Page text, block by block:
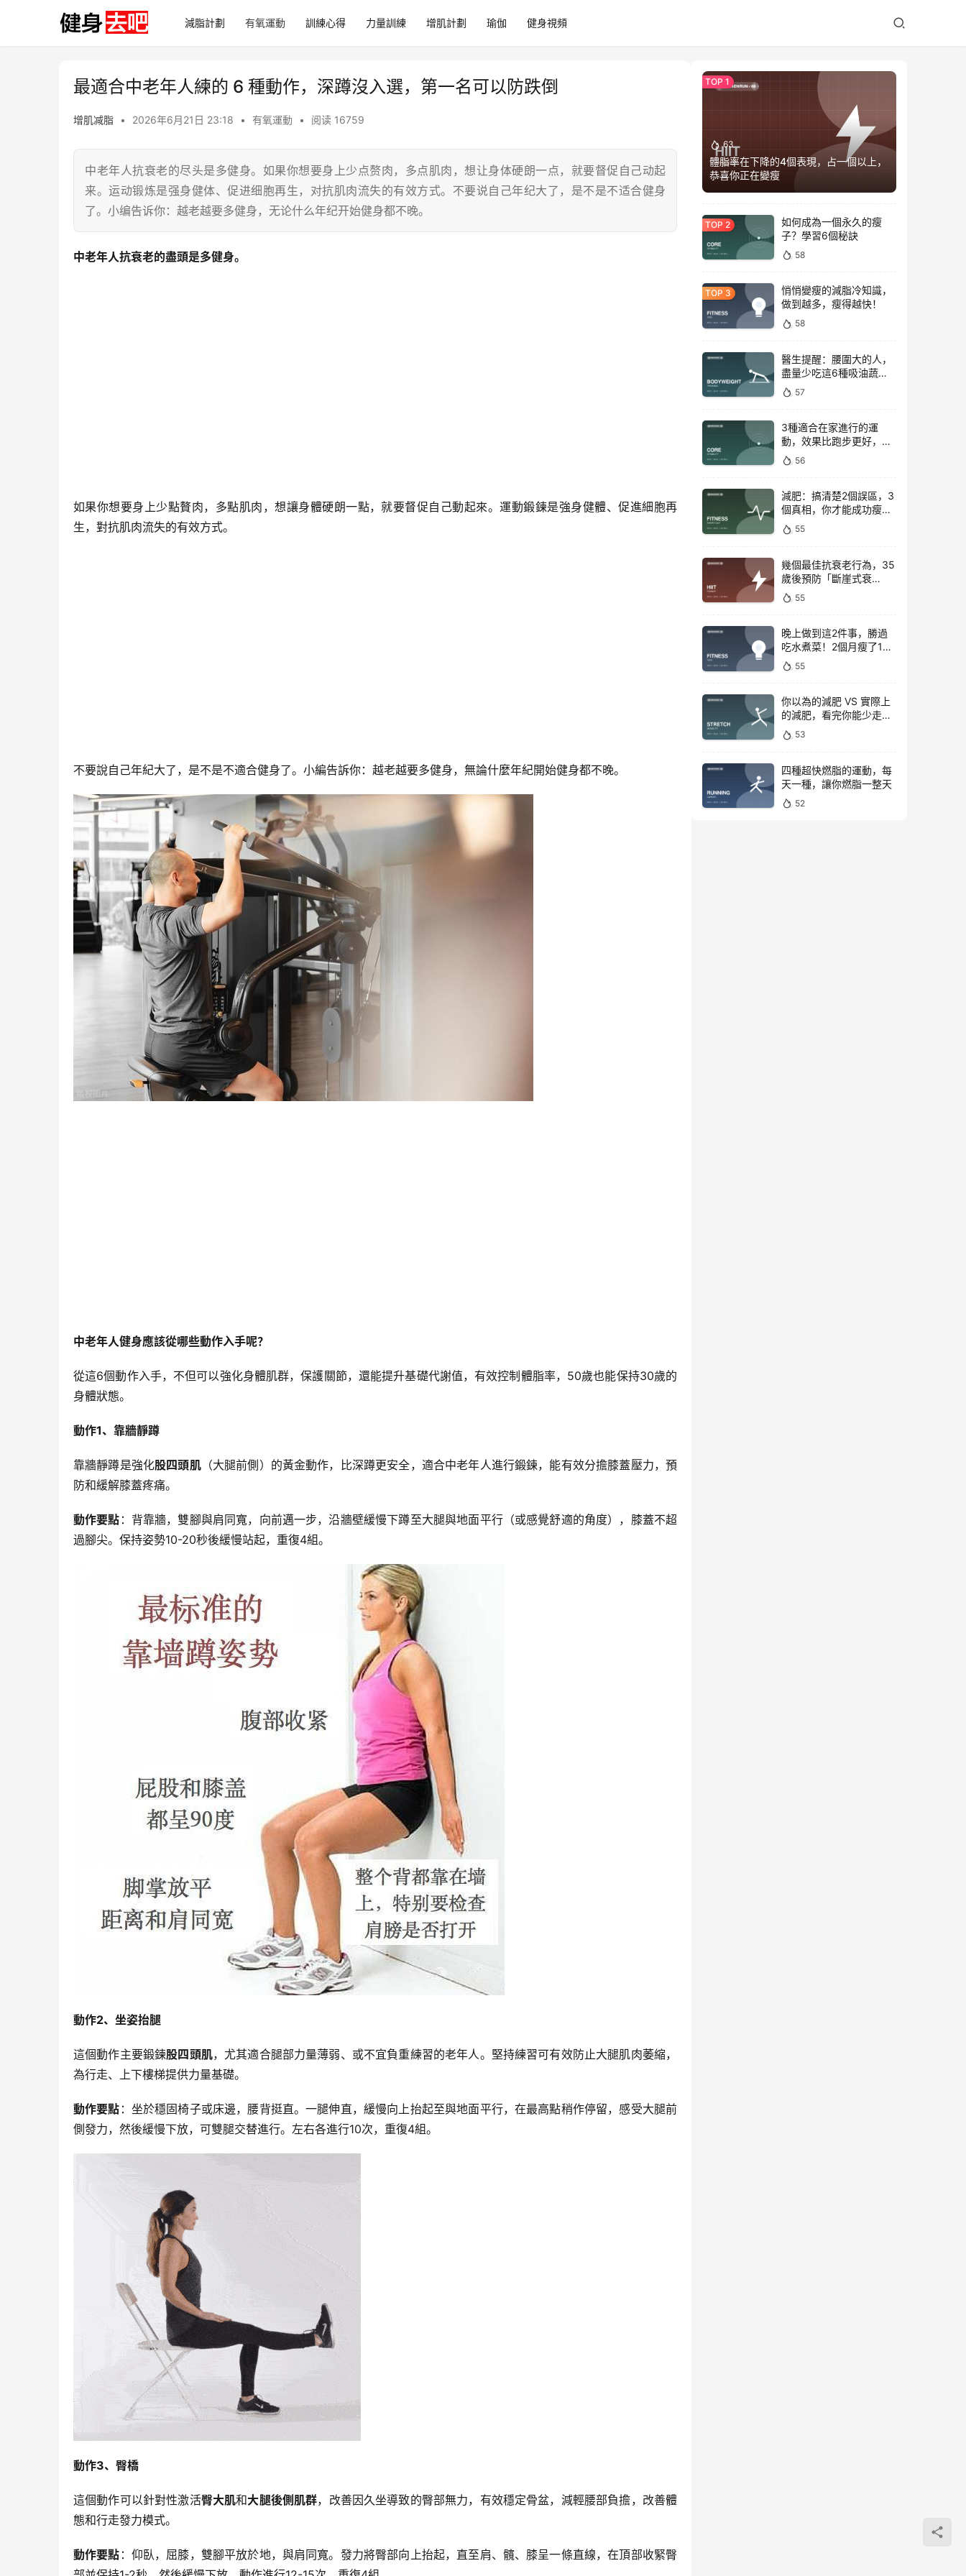
減脂計劃 有氧運動 訓練心得 力量訓練 增肌計劃 瑜伽 健身視頻
最適合中老年人練的 6 種動作，深蹲沒入選，第一名可以防跌倒
增肌减脂 • 2026年6月21日 23:18 • 有氧運動 • 阅读 16759
中老年人抗衰老的尽头是多健身。如果你想要身上少点赘肉，多点肌肉，想让身体硬朗一点，就要督促自己动起
来。运动锻炼是强身健体、促进细胞再生，对抗肌肉流失的有效方式。不要说自己年纪大了，是不是不适合健身
了。小编告诉你：越老越要多健身，无论什么年纪开始健身都不晚。
中老年人抗衰老的盡頭是多健身。
如果你想要身上少點贅肉，多點肌肉，想讓身體硬朗一點，就要督促自己動起來。運動鍛鍊是強身健體、促進細胞再
生，對抗肌肉流失的有效方式。
不要說自己年紀大了，是不是不適合健身了。小編告訴你：越老越要多健身，無論什麼年紀開始健身都不晚。
中老年人健身應該從哪些動作入手呢？
從這6個動作入手，不但可以強化身體肌群，保護關節，還能提升基礎代謝值，有效控制體脂率，50歲也能保持30歲的
身體狀態。
動作1、靠牆靜蹲
靠牆靜蹲是強化股四頭肌（大腿前側）的黃金動作，比深蹲更安全，適合中老年人進行鍛鍊，能有效分擔膝蓋壓力，預
防和緩解膝蓋疼痛。
動作要點 ：背靠牆，雙腳與肩同寬，向前邁一步，沿牆壁緩慢下蹲至大腿與地面平行（或感覺舒適的角度），膝蓋不超
過腳尖。保持姿勢10-20秒後緩慢站起，重復4組。
動作2、坐姿抬腿
這個動作主要鍛鍊股四頭肌，尤其適合腿部力量薄弱、或不宜負重練習的老年人。堅持練習可有效防止大腿肌肉萎縮，
為行走、上下樓梯提供力量基礎。
動作要點 ：坐於穩固椅子或床邊，腰背挺直。一腿伸直，緩慢向上抬起至與地面平行，在最高點稍作停留，感受大腿前
側發力，然後緩慢下放，可雙腿交替進行。左右各進行10次，重復4組。
動作3、 臀橋
這個動作可以針對性激活臀大肌和大腿後側肌群，改善因久坐導致的臀部無力，有效穩定骨盆，減輕腰部負擔，改善體
態和行走發力模式。
動作要點 ：仰臥，屈膝，雙腳平放於地，與肩同寬。發力將臀部向上抬起，直至肩、髖、膝呈一條直線，在頂部收緊臀
63
體脂率在下降的4個表現，占一個以上，
恭喜你正在變瘦
如何成為一個永久的瘦
子？學習6個秘訣
58
悄悄變瘦的減脂冷知識，
做到越多，瘦得越快！
58
醫生提醒：腰圍大的人，
盡量少吃這6種吸油蔬
菜！57
3種適合在家進行的運
動，效果比跑步更好，是
公認的脂肪殺手！
56
減肥：搞清楚2個誤區，3
個真相，你才能成功瘦下
來！55
幾個最佳抗衰老行為，35
歲後預防「斷崖式衰
老」！
55
晚上做到這2件事，勝過
吃水煮菜！2個月瘦了15
斤，腰圍下降6cm
55
你以為的減肥 VS 實際上
的減肥，看完你能少走彎
路
53
四種超快燃脂的運動，每
天一種，讓你燃脂一整天
52